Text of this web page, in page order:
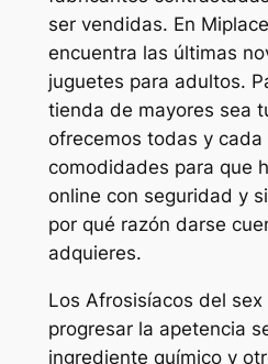
ser vendidas. En
encuentra las últimas
juguetes para adultos.
tienda de mayores sea
ofrecemos todas y cada
comodidades para que
online con seguridad y
por qué razón darse
adquieres.
Los Afrosisíacos del
progresar la apetencia
ingrediente químico y